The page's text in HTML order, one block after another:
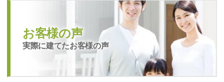
お客様の声
実際に建てたお客様の声